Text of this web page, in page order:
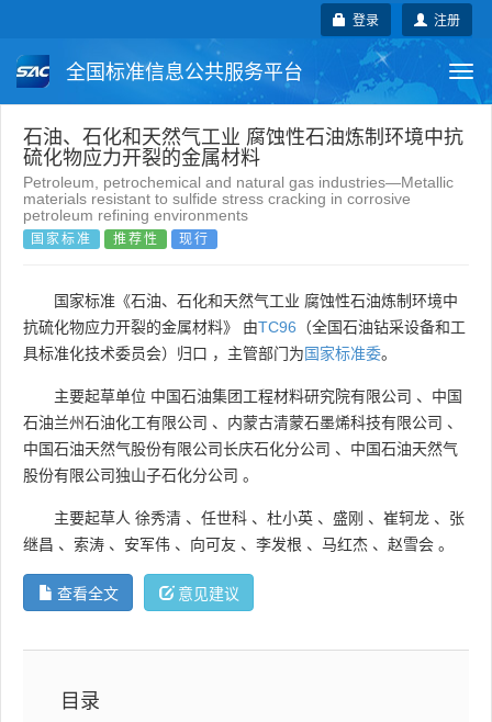
注册
登录
全国标准信息公共服务平台
国家标准 行业标准 地方标准
团体标准 企业标准 国际标准
国外标准 技术委员会
石油、石化和天然气工业 腐蚀性石油炼制环境中抗
硫化物应力开裂的金属材料
Petroleum, petrochemical and natural gas industries—Metallic
materials resistant to sulfide stress cracking in corrosive
petroleum refining environments
国家标准 推荐性 现行
国家标准《石油、石化和天然气工业 腐蚀性石油炼制环境中
抗硫化物应力开裂的金属材料》 由TC96 （全国石油钻采设备和工
具标准化技术委员会）归口 ，主管部门为国家标准委。
主要起草单位 中国石油集团工程材料研究院有限公司 、 中国
石油兰州石油化工有限公司 、 内蒙古清蒙石墨烯科技有限公司 、
中国石油天然气股份有限公司长庆石化分公司 、 中国石油天然气
股份有限公司独山子石化分公司 。
主要起草人 徐秀清 、 任世科 、 杜小英 、 盛刚 、 崔轲龙 、 张
继昌 、 索涛 、 安军伟 、 向可友 、 李发根 、 马红杰 、 赵雪会 。
查看全文 意见建议
目录